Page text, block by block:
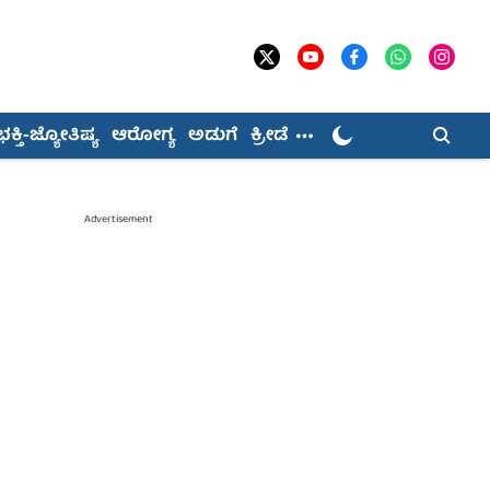
ಜ್ಯೋತಿಷ್ಯ ಆರೋಗ್ಯ ಅಡುಗೆ ಕ್ರೀಡೆ
Advertisement